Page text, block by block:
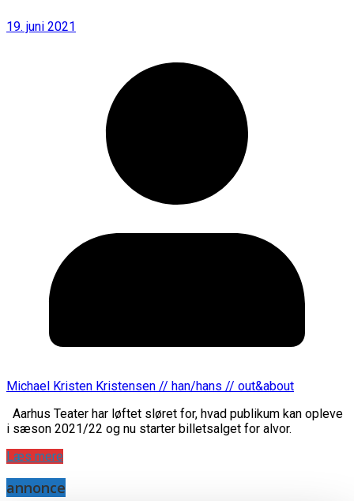
19. juni 2021
Michael Kristen Kristensen // han/hans // out&about
Aarhus Teater har løftet sløret for, hvad publikum kan opleve
i sæson 2021/22 og nu starter billetsalget for alvor.
Læs mere
annonce